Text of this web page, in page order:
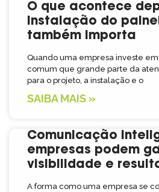
O que acontece
instalação do painel
também importa
Quando uma empresa investe
comum que grande parte da
para o projeto, a instalação e o
SAIBA MAIS »
Comunicação
empresas podem
visibilidade e
A forma como uma empresa se